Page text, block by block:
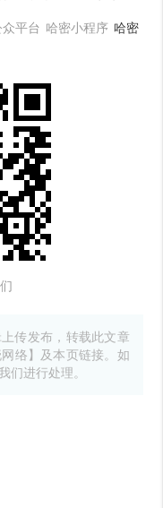
众平台 哈密小程序哈密
传发布，转载此文章
络】及本页链接。如
们进行处理。